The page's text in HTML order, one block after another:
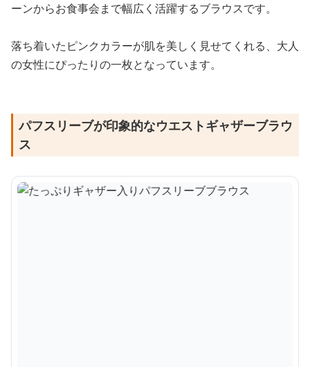
ーンからお食事会まで幅広く活躍するブラウスです。
落ち着いたピンクカラーが肌を美しく見せてくれる、大人
の女性にぴったりの一枚となっています。
パフスリーブが印象的なウエストギャザーブラウ
ス